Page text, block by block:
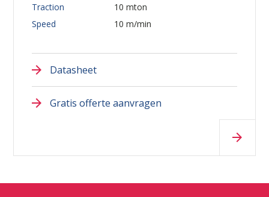
Traction
10 mton
Speed
10 m/min
Datasheet
Gratis offerte aanvragen